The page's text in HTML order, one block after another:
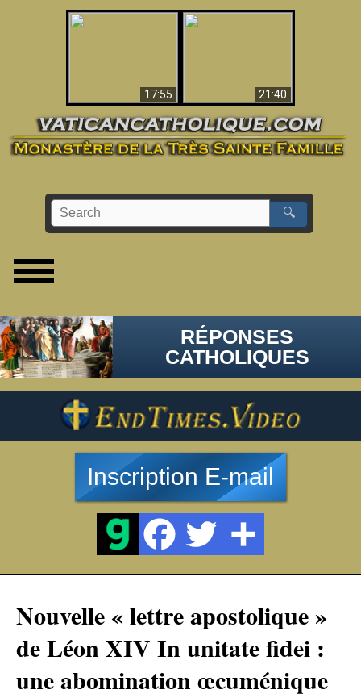
17:55
21:40
🔍
RÉPONSES
CATHOLIQUES
Inscription E-mail
Nouvelle « lettre apostolique »
de Léon XIV In unitate fidei :
une abomination œcuménique